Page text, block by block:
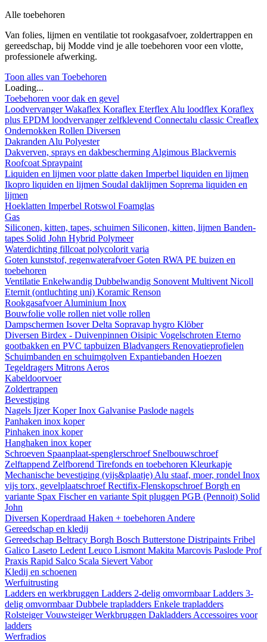
Alle toebehoren
Van folies, lijmen en ventilatie tot rookgasafvoer, zoldertrappen en
gereedschap, bij Modde vind je alle toebehoren voor een vlotte,
professionele afwerking.
Toon alles van Toebehoren
Loading...
Toebehoren voor dak en gevel
LoodvervangerWakaflex Koraflex Eterflex Alu loodflex Koraflex
plus EPDM loodvervanger zelfklevend Connectalu classic Creaflex
Ondernokken Rollen Diversen
Dakranden Alu Polyester
Dakverven, sprays en dakbescherming Algimous Blackvernis
Roofcoat Spraypaint
Liquiden en lijmen voor platte daken Imperbel liquiden en lijmen
Ikopro liquiden en lijmen Soudal daklijmen Soprema liquiden en
lijmen
Hoeklatten Imperbel Rotswol Foamglas
Gas
Siliconen, kitten, tapes, schuimen Siliconen, kitten, lijmen Banden-
tapes Solid John Hybrid Polymeer
Waterdichting fillcoat polycolorit varia
Goten kunststof, regenwaterafvoerGoten RWA PE buizen en
toebehoren
Ventilatie Enkelwandig Dubbelwandig Sonovent Multivent Nicoll
Eternit (ontluchting uni) Koramic Renson
RookgasafvoerAluminium Inox
Bouwfolie volle rollen niet volle rollen
Dampschermen IsoverDelta Sopravap hygro Klöber
Diversen Birdex - Duivenpinnen Oisipic Vogelschroten Eterno
gootbakken en PVC tapbuizen Bladvangers Renovatieprofielen
Schuimbanden en schuimgolven Expantiebanden Hoezen
Tegeldragers Mitrons Aeros
Kabeldoorvoer
Zoldertrappen
Bevestiging
Nagels IjzerKoperInox Galvanise Paslode nagels
Panhaken inox koper
Pinhaken inox koper
Hanghaken inox koper
Schroeven Spaanplaat-spenglerschroef Snelbouwschroef
Zelftappend Zelfborend Tirefonds en toebehoren Kleurkapje
Mechanische bevestiging (vijs&plaatje) Alu staaf, moer, rondel Inox
vijs torx, gevelplaatschroefRectifix-FlenskopschroefBorgh en
variante Spax Fischer en variante Spit pluggen PGB (Pennoit) Solid
John
Diversen Koperdraad Haken + toebehoren Andere
Gereedschap en kledij
Gereedschap Beltracy Borgh Bosch Butterstone Distripaints Fribel
Galico Laseto Ledent Leuco Lismont Makita Marcovis Paslode Prof
Praxis Rapid Salco Scala Sievert Vabor
Kledij en schoenen
Werfuitrusting
Ladders en werkbruggen Ladders 2-delig omvormbaarLadders 3-
delig omvormbaarDubbele trapladders Enkele trapladders
RolsteigerVouwsteigerWerkbruggen Dakladders Accessoires voor
ladders
Werfradios